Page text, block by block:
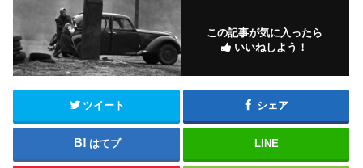
この記事が気に入ったら
いいねしよう！
ツイート シェア
はてブ LINE